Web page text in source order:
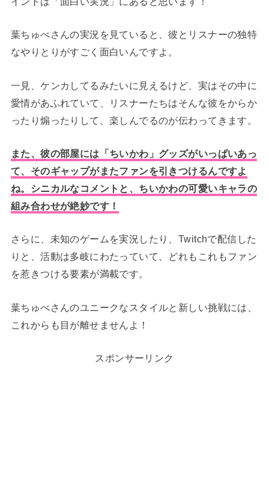
葉ちゅべさんの実況を見ていると、彼とリスナーの独特
なやりとりがすごく面白いんですよ。
一見、ケンカしてるみたいに見えるけど、実はその中に
愛情があふれていて、リスナーたちはそんな彼をからか
ったり煽ったりして、楽しんでるのが伝わってきます。
また、彼の部屋には「ちいかわ」グッズがいっぱいあっ
て、そのギャップがまたファンを引きつけるんですよ
ね。シニカルなコメントと、ちいかわの可愛いキャラの
組み合わせが絶妙です！
さらに、未知のゲームを実況したり、Twitchで配信した
りと、活動は多岐にわたっていて、どれもこれもファン
を惹きつける要素が満載です。
葉ちゅべさんのユニークなスタイルと新しい挑戦には、
これからも目が離せませんよ！
スポンサーリンク